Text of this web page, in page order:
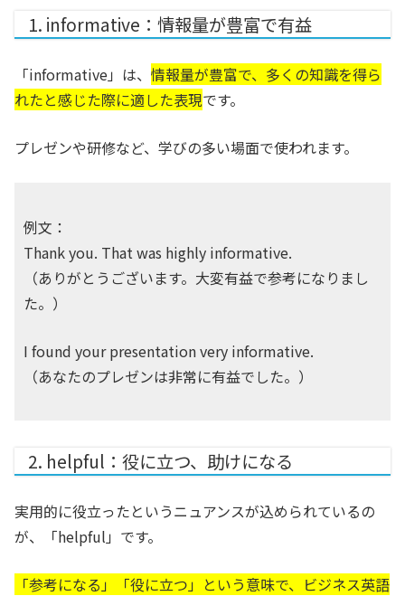
1. informative：情報量が豊富で有益
「informative」は、 情報量が豊富で、多くの知識を得ら
れたと感じた際に適した表現です。
プレゼンや研修など、学びの多い場面で使われます。
例文：
Thank you. That was highly informative.
（ありがとうございます。大変有益で参考になりまし
た。）
I found your presentation very informative.
（あなたのプレゼンは非常に有益でした。）
2. helpful：役に立つ、助けになる
実用的に役立ったというニュアンスが込められているの
が、「helpful」です。
「参考になる」「役に立つ」という意味で、ビジネス英語